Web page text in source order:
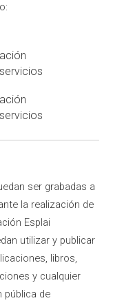
ser grabadas a
la realización de
Esplai
utilizar y publicar
libros,
y cualquier
pública de